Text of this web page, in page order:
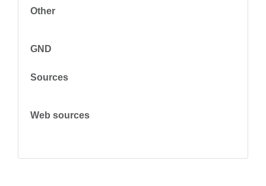
Other
GND
Sources
Web sources